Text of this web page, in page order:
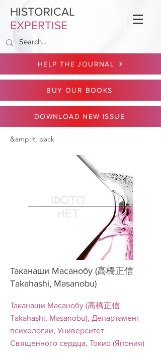
HISTORICAL
EXPERTISE
HELP THE JOURNAL
BUY OUR BOOKS
DOWNLOAD NEW ISSUE
&amp;lt; back
Таканаши Масанобу (高橋正信
Takahashi, Masanobu)
Таканаши Масанобу (高橋正信
Takahashi, Masanobu), Департамент
психологии, Университет
Священного сердца, Токио (Япония)